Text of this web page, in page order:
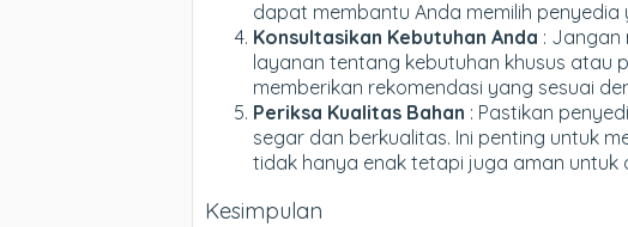
dapat membantu Anda memilih penyedia
Konsultasikan Kebutuhan Anda : Jangan
layanan tentang kebutuhan khusus atau
memberikan rekomendasi yang sesuai
Periksa Kualitas Bahan : Pastikan
segar dan berkualitas. Ini penting untuk
tidak hanya enak tetapi juga aman untuk
Kesimpulan